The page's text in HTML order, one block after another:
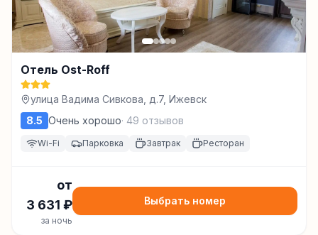
Отель Ost-Roff
улица Вадима Сивкова, д.7, Ижевск
8.5 Очень хорошо· 49 отзывов
Wi-Fi Парковка Завтрак Ресторан
от
3 631 ₽
за ночь
Выбрать номер